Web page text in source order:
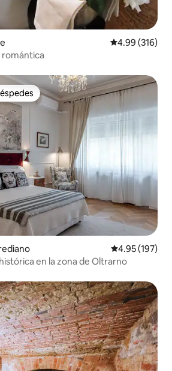
Calificación
4.99 (316)
romántica
entre huéspedes
Calificación
4.95 (197)
en la zona de Oltrarno